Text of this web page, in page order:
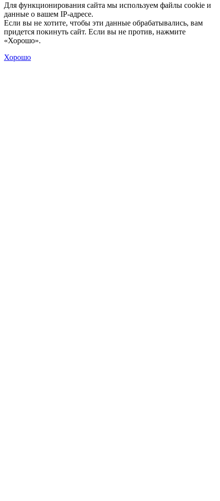
Для функционирования сайта мы используем файлы cookie и
данные о вашем IP-адресе.
Если вы не хотите, чтобы эти данные обрабатывались, вам
придется покинуть сайт. Если вы не против, нажмите
«Хорошо».
Хорошо